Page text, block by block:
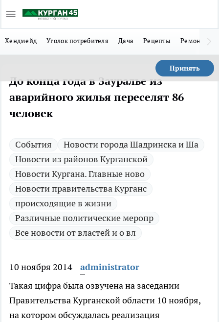
Хендмейд Уголок потребителя Дача Рецепты Ремонт
Принять
До конца года в Зауралье из
аварийного жилья переселят 86
человек
Cобытия
Новости города Шадринска и Ша
Новости из районов Курганской
Новости Кургана. Главные ново
Новости правительства Курганс
происходящие в жизни
Различные политические меропр
Все новости от властей и о вл
10 ноября 2014
administrator
Такая цифра была озвучена на заседании
Правительства Курганской области 10 ноября,
на котором обсуждалась реализация